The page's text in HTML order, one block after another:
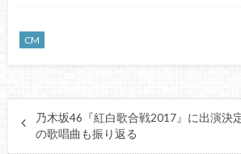
CM
乃木坂46『紅白歌合戦2017』に出演決
の歌唱曲も振り返る